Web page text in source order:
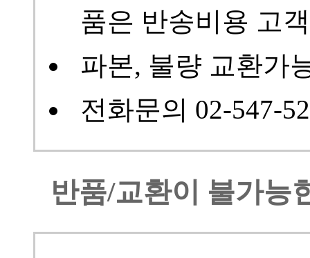
품은 반송비용 고
파본, 불량 교환가
전화문의 02-547-
반품/교환이 불가능